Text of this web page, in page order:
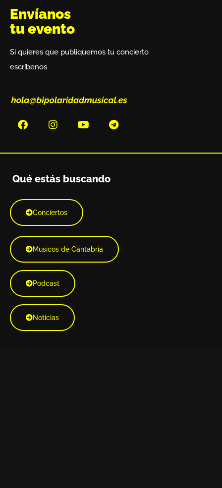
Envíanos
tu evento
Si quieres que publiquemos tu concierto
escríbenos
Qué estás buscando
Conciertos
Musicos de Cantabria
Podcast
Noticias